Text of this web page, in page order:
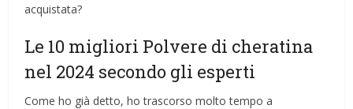
acquistata?
Le 10 migliori Polvere di cheratina
nel 2024 secondo gli esperti
Come ho già detto, ho trascorso molto tempo a